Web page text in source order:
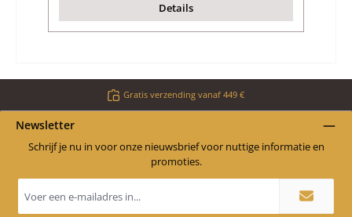
Details
Gratis verzending vanaf 449 €
Newsletter
Schrijf je nu in voor onze nieuwsbrief voor nuttige informatie en
promoties.
mailadres
*